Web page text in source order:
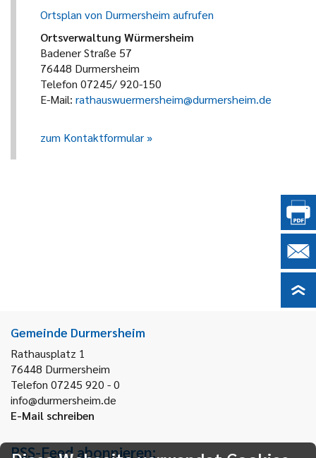
Ortsplan von Durmersheim aufrufen
Ortsverwaltung Würmersheim
Badener Straße 57
76448 Durmersheim
Telefon 07245/ 920-150
E-Mail: rathauswuermersheim@durmersheim.de
zum Kontaktformular
Gemeinde Durmersheim
Rathausplatz 1
76448 Durmersheim
Telefon 07245 920 - 0
info@durmersheim.de
E-Mail schreiben
RSS-Feed abonnieren: